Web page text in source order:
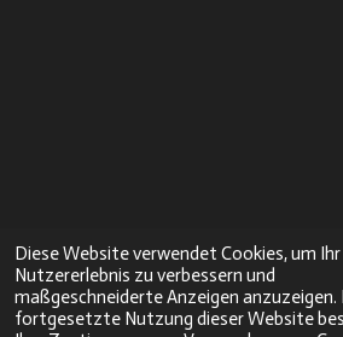
Diese Website verwendet Cookies, um Ihr
Nutzererlebnis zu verbessern und
maßgeschneiderte Anzeigen anzuzeigen.
fortgesetzte Nutzung dieser Website